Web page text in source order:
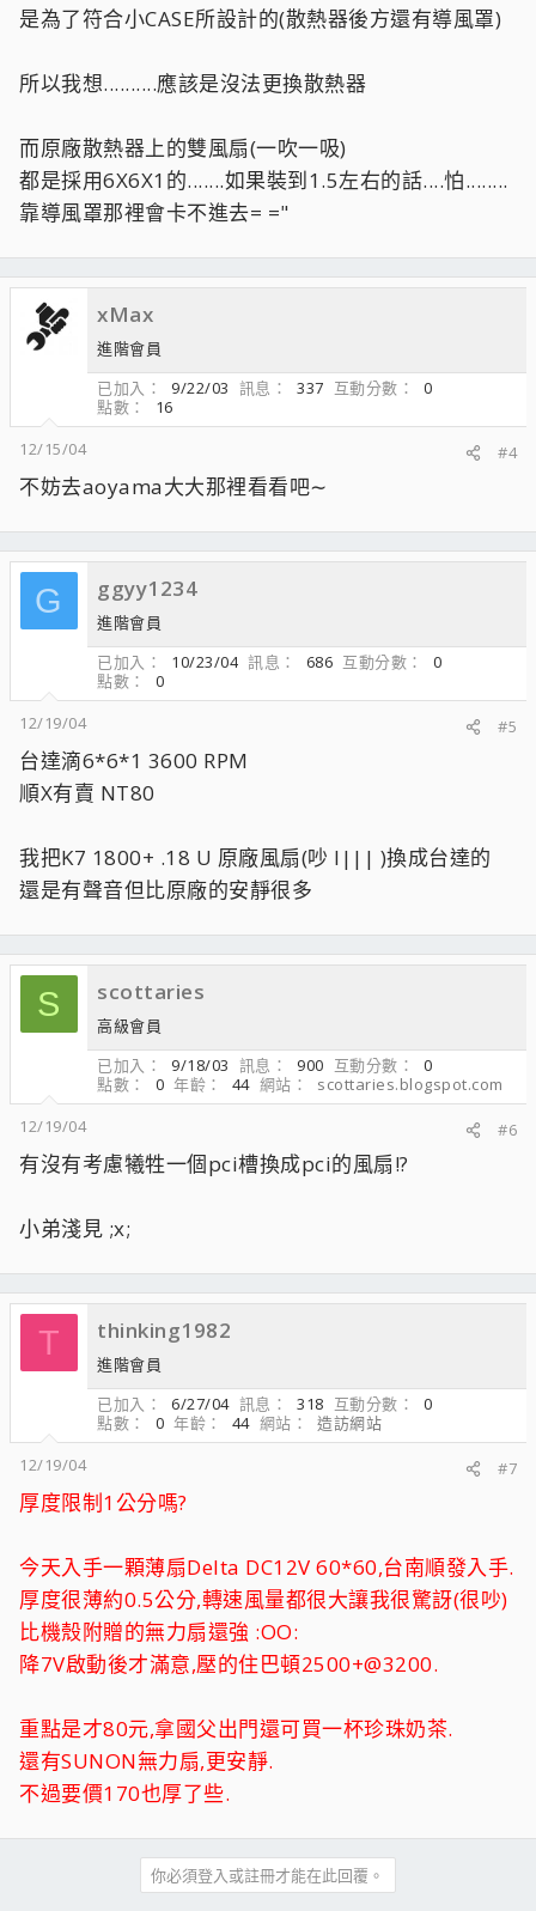
是為了符合小CASE所設計的(散熱器後方還有導風罩)
所以我想..........應該是沒法更換散熱器
而原廠散熱器上的雙風扇(一吹一吸)
都是採用6X6X1的.......如果裝到1.5左右的話....怕........
靠導風罩那裡會卡不進去= ="
xMax
進階會員
已加入
9/22/03 訊息 337 互動分數
0
點數
16
12/15/04
#4
不妨去aoyama大大那裡看看吧∼
G ggyy1234
進階會員
已加入
10/23/04 訊息 686 互動分數
0
點數
0
12/19/04
#5
台達滴6*6*1 3600 RPM
順X有賣 NT80
我把K7 1800+ .18 U 原廠風扇(吵 l||| )換成台達的
還是有聲音但比原廠的安靜很多
S scottaries
高級會員
已加入
9/18/03 訊息 900 互動分數
0
點數
0 年齡 44 網站
scottaries.blogspot.com
12/19/04
#6
有沒有考慮犧牲一個pci槽換成pci的風扇!?
小弟淺見 ;x;
T thinking1982
進階會員
已加入
6/27/04 訊息 318 互動分數
0
點數
0 年齡 44 網站
造訪網站
12/19/04
#7
厚度限制1公分嗎?
今天入手一顆薄扇Delta DC12V 60*60,台南順發入手.
厚度很薄約0.5公分,轉速風量都很大讓我很驚訝(很吵)
比機殼附贈的無力扇還強 :OO:
降7V啟動後才滿意,壓的住巴頓2500+@3200.
重點是才80元,拿國父出門還可買一杯珍珠奶茶.
還有SUNON無力扇,更安靜.
不過要價170也厚了些.
你必須登入或註冊才能在此回覆。